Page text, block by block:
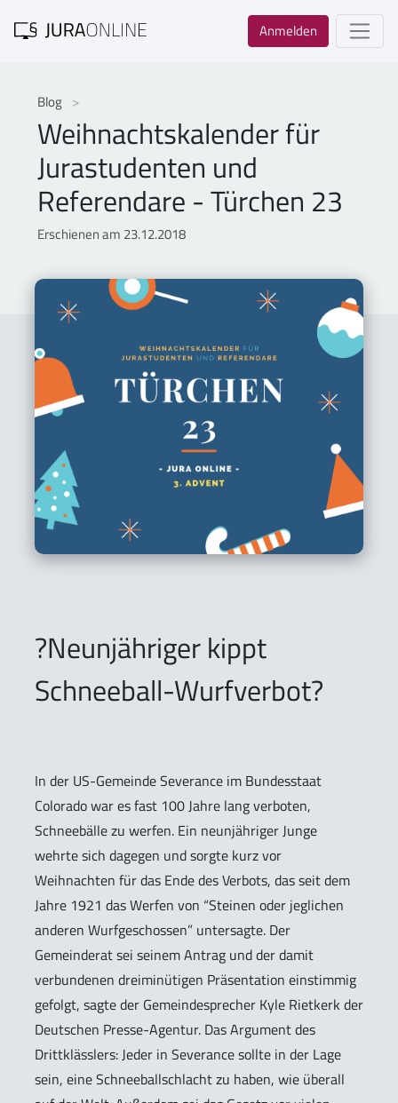
Anmelden
Blog
Weihnachtskalender für
Jurastudenten und
Referendare - Türchen 23
Erschienen am 23.12.2018
?Neunjähriger kippt
Schneeball-Wurfverbot?
In der US-Gemeinde Severance im Bundesstaat
Colorado war es fast 100 Jahre lang verboten,
Schneebälle zu werfen. Ein neunjähriger Junge
wehrte sich dagegen und sorgte kurz vor
Weihnachten für das Ende des Verbots, das seit dem
Jahre 1921 das Werfen von “Steinen oder jeglichen
anderen Wurfgeschossen” untersagte. Der
Gemeinderat sei seinem Antrag und der damit
verbundenen dreiminütigen Präsentation einstimmig
gefolgt, sagte der Gemeindesprecher Kyle Rietkerk der
Deutschen Presse-Agentur. Das Argument des
Drittklässlers: Jeder in Severance sollte in der Lage
sein, eine Schneeballschlacht zu haben, wie überall